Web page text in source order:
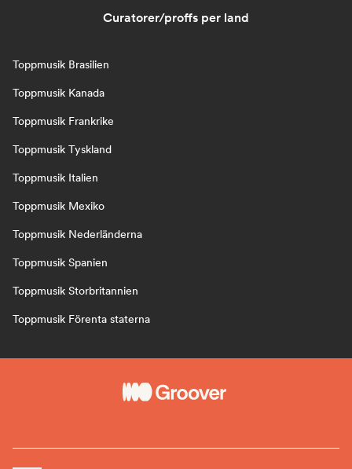
Curatorer/proffs per land
Toppmusik Brasilien
Toppmusik Kanada
Toppmusik Frankrike
Toppmusik Tyskland
Toppmusik Italien
Toppmusik Mexiko
Toppmusik Nederländerna
Toppmusik Spanien
Toppmusik Storbritannien
Toppmusik Förenta staterna